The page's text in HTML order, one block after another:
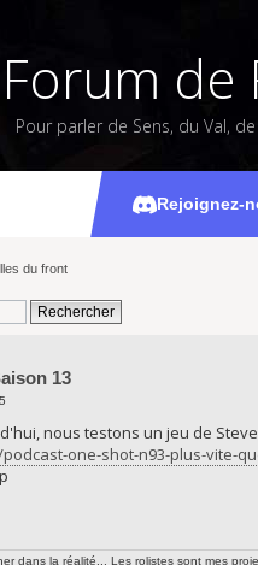
Forum de
Pour parler de Sens, du Val,
Rejoignez-
Podcasts
du front
13
nous testons un jeu de
one-shot-n93-plus-vite-
dans la réalité... Les rolistes sont mes